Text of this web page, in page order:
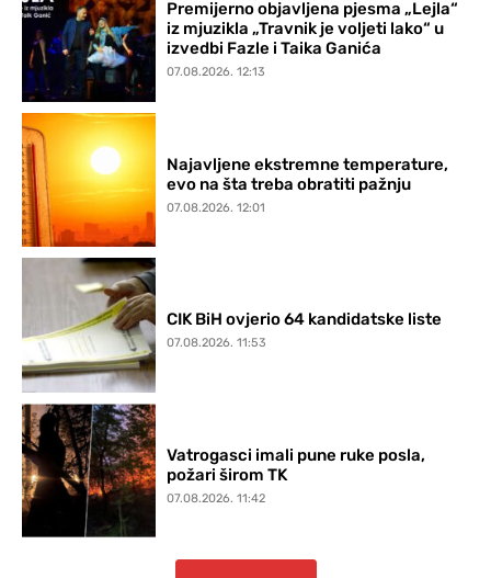
Premijerno objavljena pjesma „Lejla“
iz mjuzikla „Travnik je voljeti lako“ u
izvedbi Fazle i Taika Ganića
07.08.2026. 12:13
Najavljene ekstremne temperature,
evo na šta treba obratiti pažnju
07.08.2026. 12:01
CIK BiH ovjerio 64 kandidatske liste
07.08.2026. 11:53
Vatrogasci imali pune ruke posla,
požari širom TK
07.08.2026. 11:42